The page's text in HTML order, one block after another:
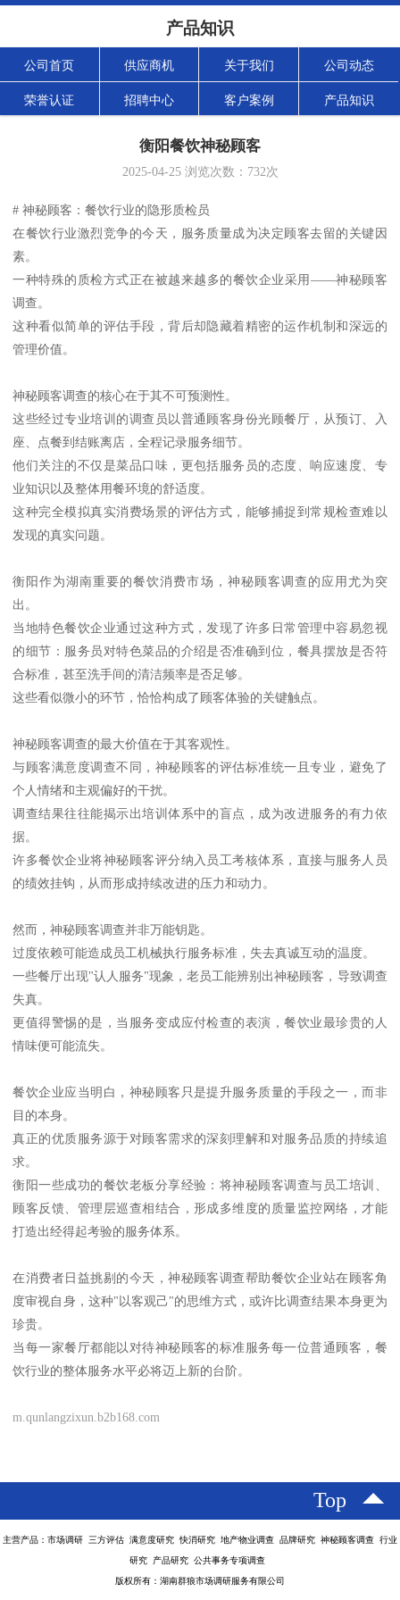
产品知识
公司首页 供应商机 关于我们 公司动态
荣誉认证 招聘中心 客户案例 产品知识
衡阳餐饮神秘顾客
2025-04-25浏览次数： 732次
# 神秘顾客：餐饮行业的隐形质检员
在餐饮行业激烈竞争的今天，服务质量成为决定顾客去留的关键因
素。
一种特殊的质检方式正在被越来越多的餐饮企业采用——神秘顾客
调查。
这种看似简单的评估手段，背后却隐藏着精密的运作机制和深远的
管理价值。
神秘顾客调查的核心在于其不可预测性。
这些经过专业培训的调查员以普通顾客身份光顾餐厅，从预订、入
座、点餐到结账离店，全程记录服务细节。
他们关注的不仅是菜品口味，更包括服务员的态度、响应速度、专
业知识以及整体用餐环境的舒适度。
这种完全模拟真实消费场景的评估方式，能够捕捉到常规检查难以
发现的真实问题。
衡阳作为湖南重要的餐饮消费市场，神秘顾客调查的应用尤为突
出。
当地特色餐饮企业通过这种方式，发现了许多日常管理中容易忽视
的细节：服务员对特色菜品的介绍是否准确到位，餐具摆放是否符
合标准，甚至洗手间的清洁频率是否足够。
这些看似微小的环节，恰恰构成了顾客体验的关键触点。
神秘顾客调查的最大价值在于其客观性。
与顾客满意度调查不同，神秘顾客的评估标准统一且专业，避免了
个人情绪和主观偏好的干扰。
调查结果往往能揭示出培训体系中的盲点，成为改进服务的有力依
据。
许多餐饮企业将神秘顾客评分纳入员工考核体系，直接与服务人员
的绩效挂钩，从而形成持续改进的压力和动力。
然而，神秘顾客调查并非万能钥匙。
过度依赖可能造成员工机械执行服务标准，失去真诚互动的温度。
一些餐厅出现"认人服务"现象，老员工能辨别出神秘顾客，导致调查
失真。
更值得警惕的是，当服务变成应付检查的表演，餐饮业最珍贵的人
情味便可能流失。
餐饮企业应当明白，神秘顾客只是提升服务质量的手段之一，而非
目的本身。
真正的优质服务源于对顾客需求的深刻理解和对服务品质的持续追
求。
衡阳一些成功的餐饮老板分享经验：将神秘顾客调查与员工培训、
顾客反馈、管理层巡查相结合，形成多维度的质量监控网络，才能
打造出经得起考验的服务体系。
在消费者日益挑剔的今天，神秘顾客调查帮助餐饮企业站在顾客角
度审视自身，这种"以客观己"的思维方式，或许比调查结果本身更为
珍贵。
当每一家餐厅都能以对待神秘顾客的标准服务每一位普通顾客，餐
饮行业的整体服务水平必将迈上新的台阶。
m.qunlangzixun.b2b168.com
Top
主营产品：市场调研 三方评估 满意度研究 快消研究 地产物业调查 品牌研究 神秘顾客调查 行业
研究 产品研究 公共事务专项调查
版权所有：湖南群狼市场调研服务有限公司